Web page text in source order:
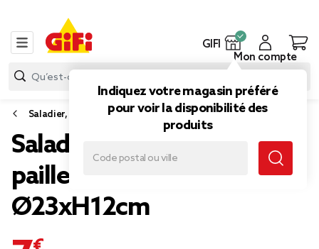
GIFI
Indiquez votre magasin préféré
pour voir la disponibilité des
produits
Mon compte
Saladier, plat et coupelle
Saladier en verre strié avec
paillettes dorées
Ø23xH12cm
7,50 €